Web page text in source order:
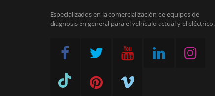
Especializados en la comercialización de equipos de
diagnosis en general para el vehículo actual y el eléctrico.